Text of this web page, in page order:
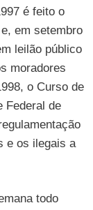
é feito o
em setembro
leilão público
moradores
o Curso de
Federal de
e os ilegais a
todo